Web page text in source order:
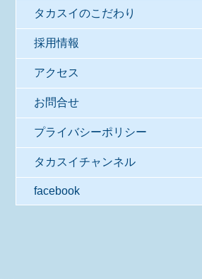
タカスイのこだわり
採用情報
アクセス
お問合せ
プライバシーポリシー
タカスイチャンネル
facebook